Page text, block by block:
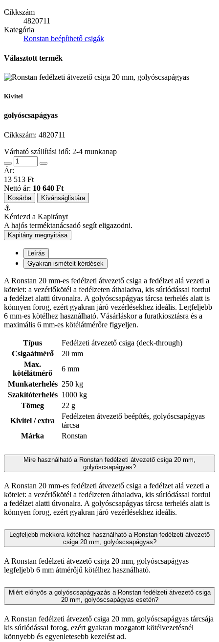
Cikkszám
4820711
Kategória
Ronstan beépíthető csigák
Választott termék
Kivitel
golyóscsapágyas
Cikkszám: 4820711
Várható szállítási idő: 2-4 munkanap
Ár:
13 513 Ft
Nettó ár: 10 640 Ft
Kosárba Kívánságlistára
⚓
Kérdezd a Kapitányt
A hajós terméktanácsadó segít eligazodni.
Kapitány megnyitása
Leírás
Gyakran ismételt kérdések
A Ronstan 20 mm-es fedélzeti átvezető csiga a fedélzet alá vezeti a
kötelet: a vezérlőkötél a fedélzeten áthaladva, kis súrlódással fordul
a fedélzet alatti útvonalra. A golyóscsapágyas tárcsa terhelés alatt is
könnyen forog, ezért gyakran járó vezérlésekhez ideális. Legfeljebb
6 mm-es kötélhez használható. Vásárláskor a furatkiosztásra és a
maximális 6 mm-es kötélátmérőre figyeljen.
Típus
Fedélzeti átvezető csiga (deck-through)
Csigaátmérő
20 mm
Max.
kötélátmérő
6 mm
Munkaterhelés 250 kg
Szakítóterhelés 1000 kg
Tömeg
22 g
Kivitel / extra
Fedélzeten átvezető beépítés, golyóscsapágyas
tárcsa
Márka
Ronstan
Mire használható a Ronstan fedélzeti átvezető csiga 20 mm,
golyóscsapágyas?
A Ronstan 20 mm-es fedélzeti átvezető csiga a fedélzet alá vezeti a
kötelet: a vezérlőkötél a fedélzeten áthaladva, kis súrlódással fordul
a fedélzet alatti útvonalra. A golyóscsapágyas tárcsa terhelés alatt is
könnyen forog, ezért gyakran járó vezérlésekhez ideális.
Legfeljebb mekkora kötélhez használható a Ronstan fedélzeti átvezető
csiga 20 mm, golyóscsapágyas?
A Ronstan fedélzeti átvezető csiga 20 mm, golyóscsapágyas
legfeljebb 6 mm átmérőjű kötélhez használható.
Miért előnyös a golyóscsapágyazás a Ronstan fedélzeti átvezető csiga
20 mm, golyóscsapágyas esetén?
A Ronstan fedélzeti átvezető csiga 20 mm, golyóscsapágyas tárcsája
kis súrlódással forog, ezért gyakran mozgatott kötélvezetésnél
könnyebb és egyenletesebb kezelést ad.